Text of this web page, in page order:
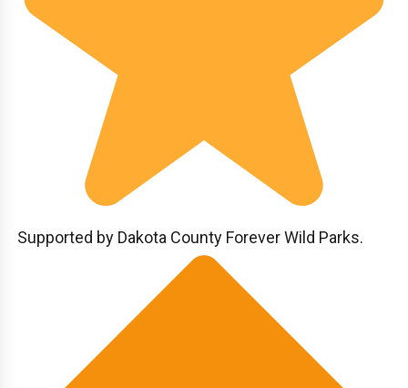
Supported by Dakota County Forever Wild Parks.